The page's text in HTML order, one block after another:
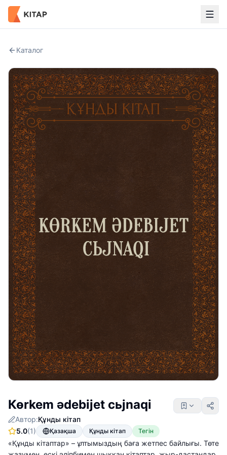
Каталог
Көrkem әdebijet cьjnaqi
Автор:Құнды кітап
5.0(1) Қазақша Құнды кітап Тегін
«Құнды кітаптар» – ұлтымыздың баға жетпес байлығы. Төте